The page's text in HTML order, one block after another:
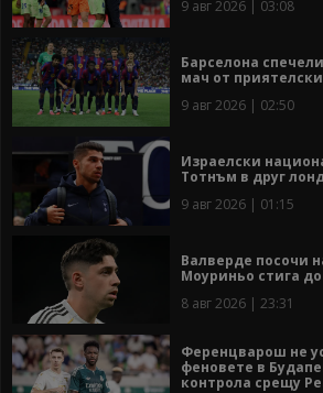
9 авг 2026 | 03:08
Барселона
мач от
9 авг 2026 | 02:50
Израелски
Тотнъм в друг
9 авг 2026 | 01:15
Валверде посочи
Моуриньо стига
8 авг 2026 | 23:31
Ференцварош не
феновете в
контрола срещу